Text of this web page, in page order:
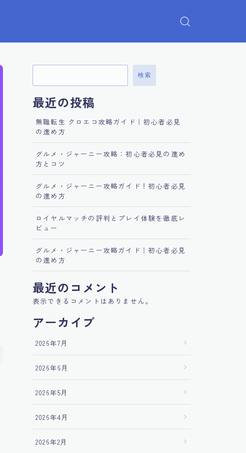
検索
最近の投稿
無職転生 クロエコ攻略ガイド｜初心者必見
の進め方
グルメ・ジャーニー攻略：初心者必見の進め
方とコツ
グルメ・ジャーニー攻略ガイド！初心者必見
の進め方
ロイヤルマッチの評判とプレイ体験を徹底レ
ビュー
グルメ・ジャーニー攻略ガイド｜初心者必見
の進め方
最近のコメント
表示できるコメントはありません。
アーカイブ
2026年7月
2026年6月
2026年5月
2026年4月
2026年2月